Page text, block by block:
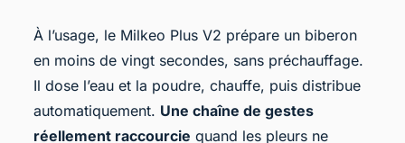
À l’usage, le Milkeo Plus V2 prépare un biberon
en moins de vingt secondes, sans préchauffage.
Il dose l’eau et la poudre, chauffe, puis distribue
automatiquement. Une chaîne de gestes
réellement raccourcie quand les pleurs ne